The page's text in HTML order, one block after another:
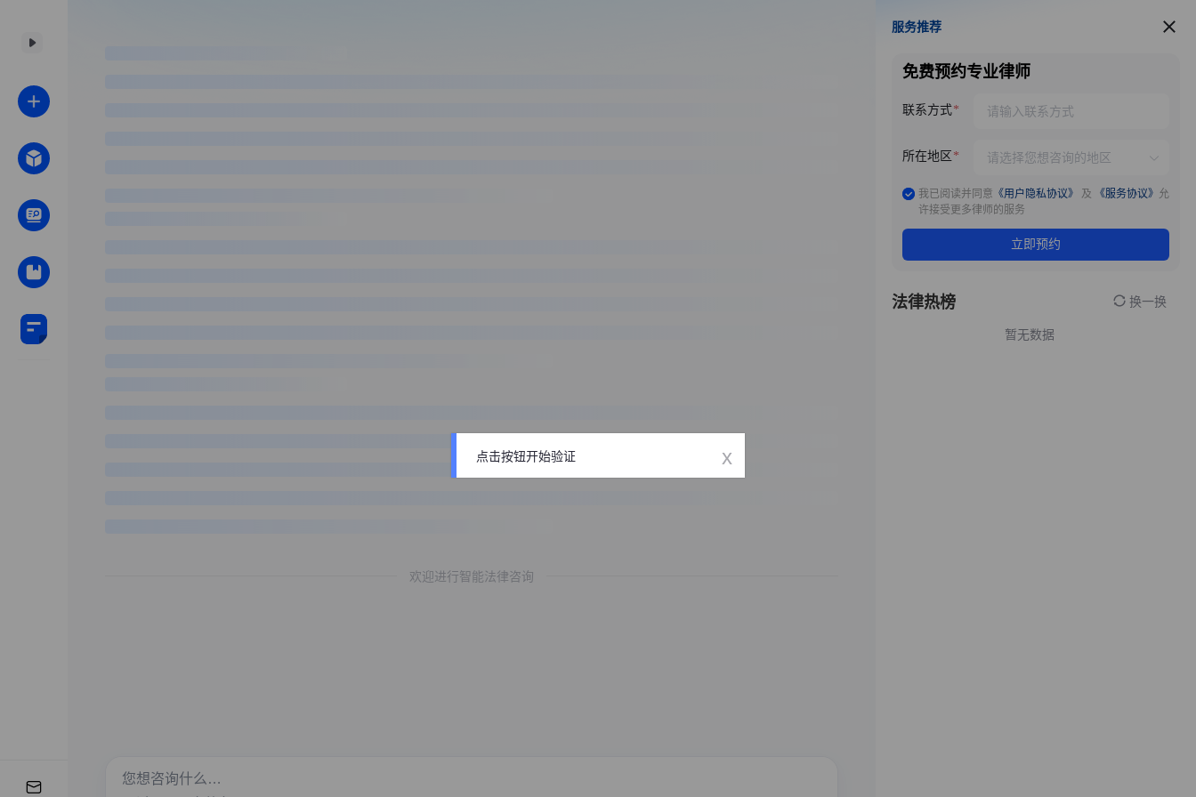
欢迎进行智能法律咨询
服务推荐
服务推荐
免费预约专业律师
联系方式
所在地区
我已阅读并同意 《用户隐私协议》 及 《服务协议》 允
许接受更多律师的服务
立即预约
法律热榜 换一换
暂无数据
点击按钮开始验证 x